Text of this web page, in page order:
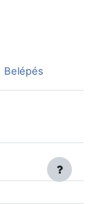
Belépés